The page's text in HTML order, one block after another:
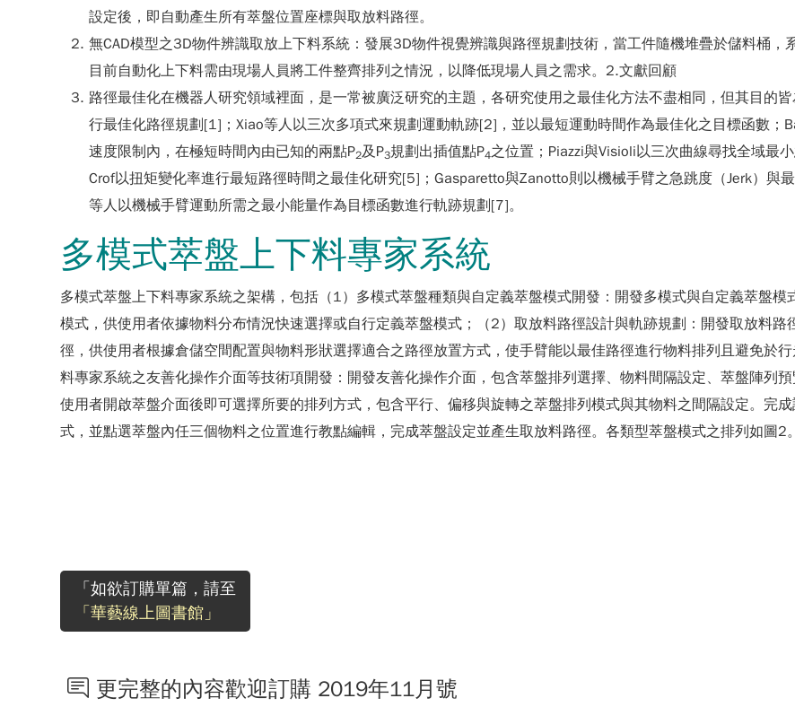
設定後，即自動產生所有萃盤位置座標與取放料路徑。
無CAD模型之3D物件辨識取放上下料系統：發展3D物件視覺辨識與路徑規劃技術，當工件隨機堆疊於儲料桶
目前自動化上下料需由現場人員將工件整齊排列之情況，以降低現場人員之需求。2.文獻回顧
路徑最佳化在機器人研究領域裡面，是一常被廣泛研究的主題，各研究使用之最佳化方法不盡相同，但其目的
行最佳化路徑規劃[1]；Xiao等人以三次多項式來規劃運動軌跡[2]，並以最短運動時間作為最佳化之目標函數；
速度限制內，在極短時間內由已知的兩點P2及P3規劃出插值點P4之位置；Piazzi與Visioli以三次曲線尋找全域最
Crof以扭矩變化率進行最短路徑時間之最佳化研究[5]；Gasparetto與Zanotto則以機械手臂之急跳度（Jerk）與
等人以機械手臂運動所需之最小能量作為目標函數進行軌跡規劃[7]。
多模式萃盤上下料專家系統
多模式萃盤上下料專家系統之架構，包括（1）多模式萃盤種類與自定義萃盤模式開發：開發多模式與自定義萃盤
模式，供使用者依據物料分布情況快速選擇或自行定義萃盤模式；（2）取放料路徑設計與軌跡規劃：開發取放料
徑，供使用者根據倉儲空間配置與物料形狀選擇適合之路徑放置方式，使手臂能以最佳路徑進行物料排列且避免於
料專家系統之友善化操作介面等技術項開發：開發友善化操作介面，包含萃盤排列選擇、物料間隔設定、萃盤陣列
使用者開啟萃盤介面後即可選擇所要的排列方式，包含平行、偏移與旋轉之萃盤排列模式與其物料之間隔設定。完
式，並點選萃盤內任三個物料之位置進行教點編輯，完成萃盤設定並產生取放料路徑。各類型萃盤模式之排列如圖2。
「如欲訂購單篇，請至
「華藝線上圖書館」
更完整的內容歡迎訂購 2019年11月號